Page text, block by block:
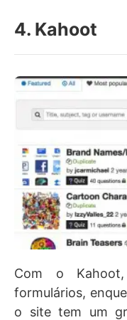
4. Kahoot
Com o
formulários,
o site tem um